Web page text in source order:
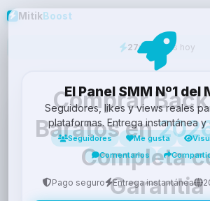
Mitik Boost
27vendidos hoy
Comprar
Baratos en
Completa
Garantia
El Panel SMM Nº1 del
Seguidores, likes y views reales
plataformas. Entrega instantánea y
Seguidores Me gusta
Comentarios
Pago seguro Entrega instantánea